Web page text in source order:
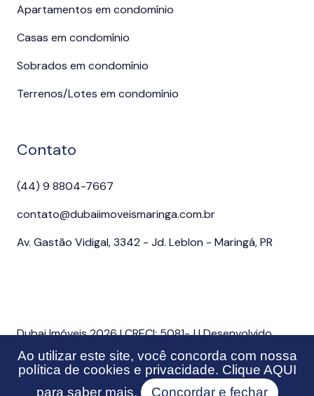
Ao utilizar este site, você concorda com nossa
política de cookies e privacidade. Clique AQUI
para saber mais.
Concordar e fechar
Apartamentos em condomínio
Casas em condomínio
Sobrados em condomínio
Terrenos/Lotes em condomínio
Contato
(44) 9 8804-7667
contato@dubaiimoveismaringa.com.br
Av. Gastão Vidigal, 3342 - Jd. Leblon - Maringá, PR
Dubai Imóveis 2026 | CRECI: 5081-J | Desenvolvido
por Imonov & Si9 Sistemas